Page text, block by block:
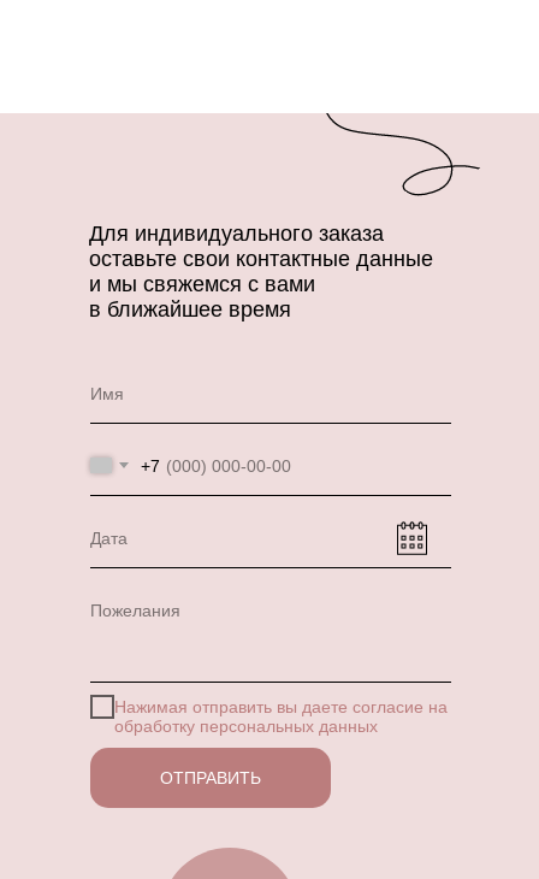
Для индивидуального заказа
оставьте свои контактные данные
и мы свяжемся с вами
в ближайшее время
Имя
+7
Дата
Пожелания
Нажимая отправить вы даете согласие на
обработку персональных данных
ОТПРАВИТЬ